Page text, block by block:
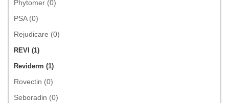
Phytomer (0)
PSA (0)
Rejudicare (0)
REVI (1)
Reviderm (1)
Rovectin (0)
Seboradin (0)